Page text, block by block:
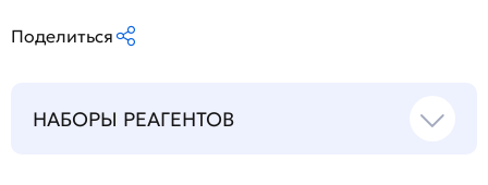
Поделиться
НАБОРЫ РЕАГЕНТОВ